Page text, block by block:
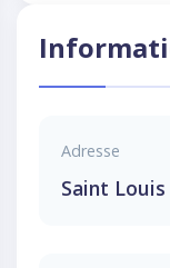
Adresse
Saint